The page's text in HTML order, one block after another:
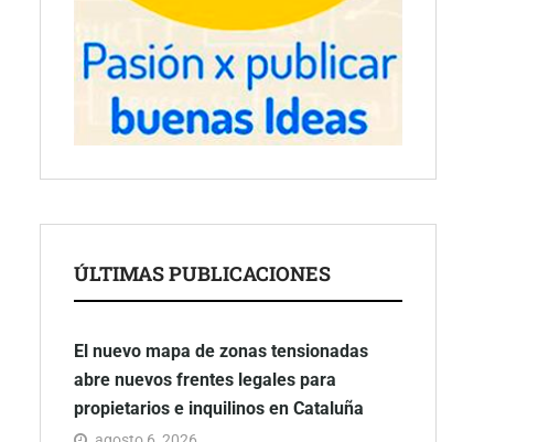
ÚLTIMAS PUBLICACIONES
El nuevo mapa de zonas tensionadas
abre nuevos frentes legales para
propietarios e inquilinos en Cataluña